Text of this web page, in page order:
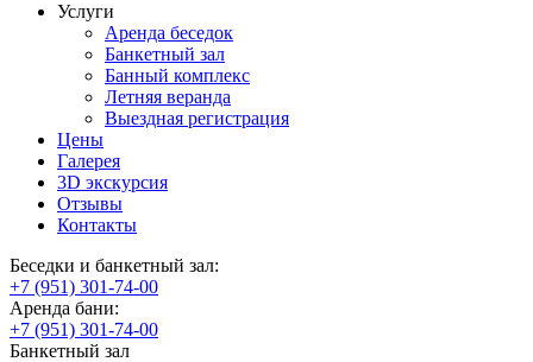
Услуги
Аренда беседок
Банкетный зал
Банный комплекс
Летняя веранда
Выездная регистрация
Цены
Галерея
3D экскурсия
Отзывы
Контакты
Беседки и банкетный зал:
+7 (951) 301-74-00
Аренда бани:
+7 (951) 301-74-00
Банкетный зал